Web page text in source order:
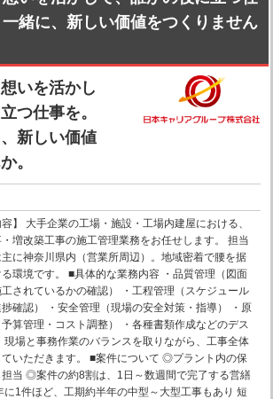
緒に、新しい価値をつくりません
いを活かし
つ仕事を。
新しい価値
。
容】 大手企業の工場・施設・工場内建屋における、
増改築工事の施工管理業務をお任せします。 担当
に神奈川県内（営業所周辺）。地域密着で腰を据
る環境です。 ■具体的な業務内容 ・品質管理（図面
されているかの確認） ・工程管理（スケジュール
確認） ・安全管理（現場の安全対策・指導） ・原
算管理・コスト調整） ・各種書類作成などのデス
現場と事務作業のバランスを取りながら、工事全体
ていただきます。 ■案件について ◎プラント内の保
当 ◎案件の約8割は、1日～数週間で完了する営繕
1件ほど、工期約半年の中型～大型工事もあり 短